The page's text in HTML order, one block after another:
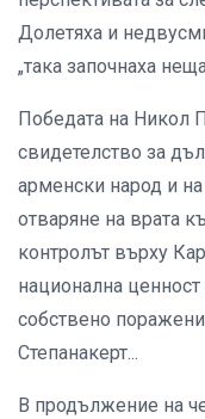
Долетяха и
„така започнаха
Победата на Никол
свидетелство за
арменски народ и
отваряне на врата
контролът върху
национална
собствено
Степанакерт...
В продължение на